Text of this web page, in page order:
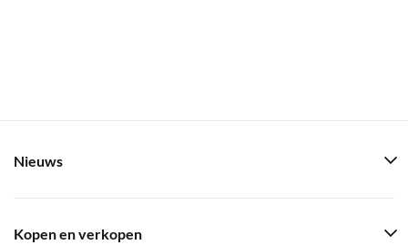
Nieuws
Kopen en verkopen